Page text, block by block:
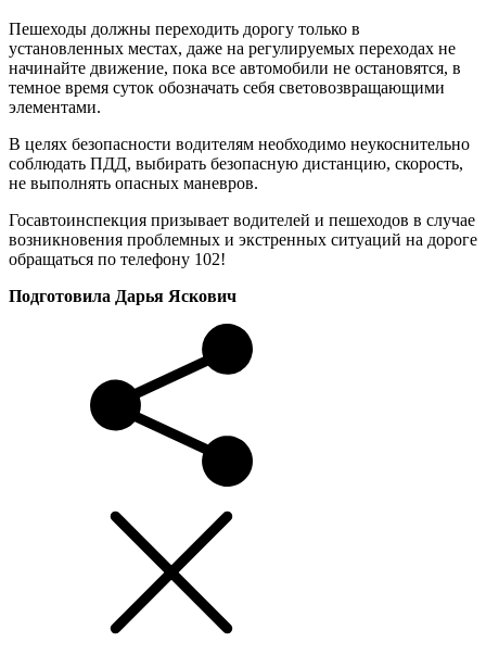
Пешеходы должны переходить дорогу только в
установленных местах, даже на регулируемых переходах не
начинайте движение, пока все автомобили не остановятся, в
темное время суток обозначать себя световозвращающими
элементами.
В целях безопасности водителям необходимо неукоснительно
соблюдать ПДД, выбирать безопасную дистанцию, скорость,
не выполнять опасных маневров.
Госавтоинспекция призывает водителей и пешеходов в случае
возникновения проблемных и экстренных ситуаций на дороге
обращаться по телефону 102!
Подготовила Дарья Яскович